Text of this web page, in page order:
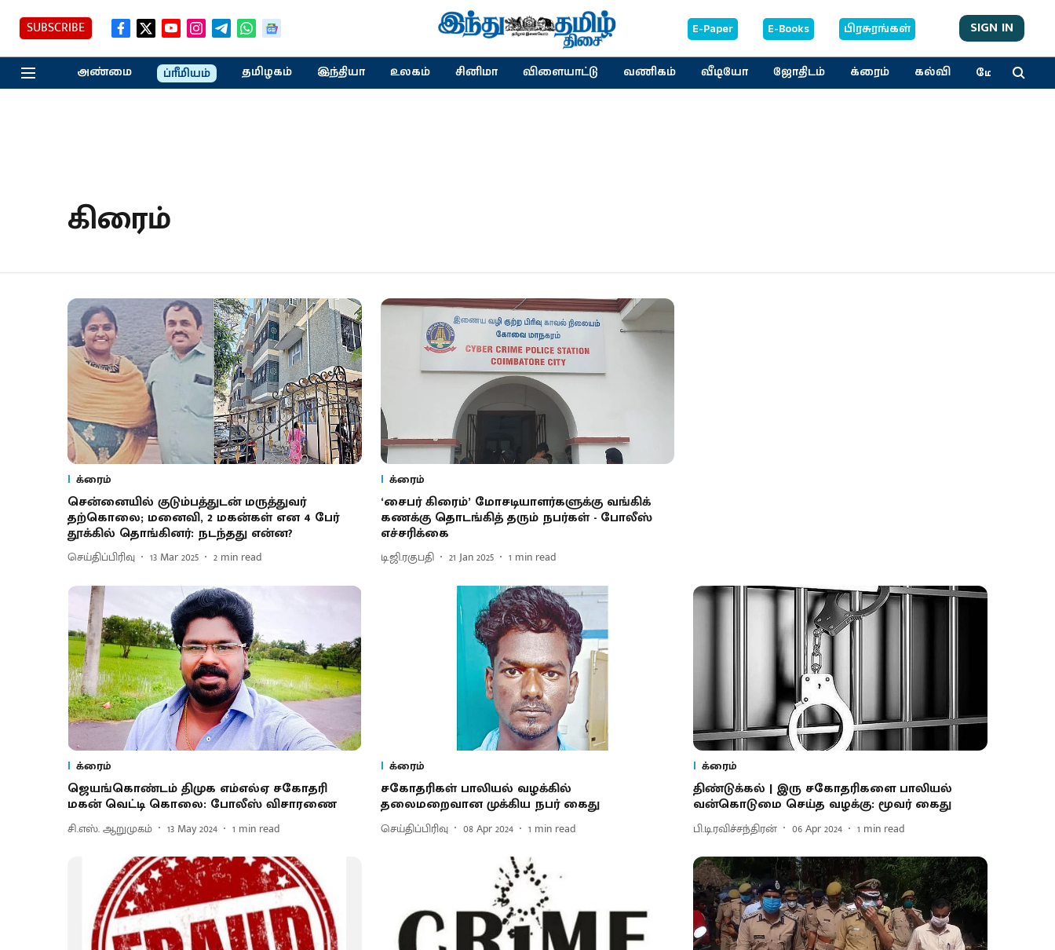
SUBSCRIBE E-Paper E-Books பிரசுரங்கள் SIGN IN
அண்மை ப்ரீமியம் தமிழகம் இந்தியா உலகம் சினிமா விளையாட்டு வணிகம் வீடியோ ஜோதிடம் க்ரைம் கல்வி மேலும்
கிரைம்
க்ரைம்
சென்னையில் குடும்பத்துடன் மருத்துவர்
தற்கொலை; மனைவி, 2 மகன்கள் என 4 பேர்
தூக்கில் தொங்கினர்: நடந்தது என்ன?
செய்திப்பிரிவு 13 Mar 2025 2 min read
க்ரைம்
‘சைபர் கிரைம்’ மோசடியாளர்களுக்கு வங்கிக்
கணக்கு தொடங்கித் தரும் நபர்கள் - போலீஸ்
எச்சரிக்கை
டி.ஜி.ரகுபதி 21 Jan 2025 1 min read
க்ரைம்
ஜெயங்கொண்டம் திமுக எம்எல்ஏ சகோதரி
மகன் வெட்டி கொலை: போலீஸ் விசாரணை
சி.எஸ். ஆறுமுகம் 13 May 2024 1 min read
க்ரைம்
சகோதரிகள் பாலியல் வழக்கில்
தலைமறைவான முக்கிய நபர் கைது
செய்திப்பிரிவு 08 Apr 2024 1 min read
க்ரைம்
திண்டுக்கல் | இரு சகோதரிகளை பாலியல்
வன்கொடுமை செய்த வழக்கு: மூவர் கைது
பி.டி.ரவிச்சந்திரன் 06 Apr 2024 1 min read